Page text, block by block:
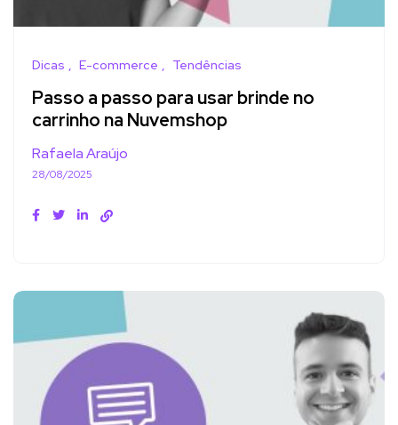
Dicas E-commerce Tendências
Passo a passo para usar brinde no
carrinho na Nuvemshop
Rafaela Araújo
28/08/2025